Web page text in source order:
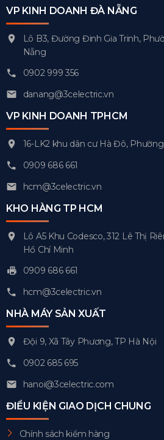
VP KINH DOANH ĐÀ NẴNG
Lô B3, Đường Đinh Gia Trinh,
Nẵng
0902 999 356
danang@3celectric.vn
VP KINH DOANH TPHCM
16-LK2 khu dân cư Hà Đô,
0909 686 661
hcm@3celectric.vn
KHO HÀNG TP HCM
Lô A5 Khu Codesco, 312 Lê Thị
Hồ Chí Minh
0909 686 661
hcm@3celectric.vn
NHÀ MÁY SẢN XUẤT
Đội 9, Xã Tây Phương, TP Hà Nội
0902 685 695
hanoi@3celectric.com
ĐIỀU KIỆN GIAO DỊCH CHUNG
Chính sách kiểm hàng